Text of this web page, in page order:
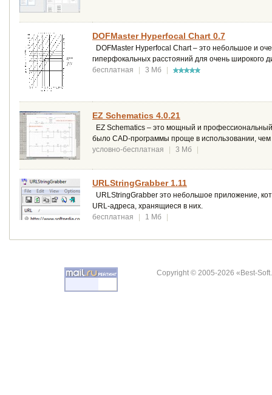
DOFMaster Hyperfocal Chart 0.7
DOFMaster Hyperfocal Chart – это небольшое и
гиперфокальных расстояний для очень широкого
бесплатная
| 3 Мб |
EZ Schematics 4.0.21
EZ Schematics – это мощный и
было CAD-программы проще в использовании, чем
условно-бесплатная
| 3 Мб |
URLStringGrabber 1.11
URLStringGrabber это небольшое приложение,
URL-адреса, хранящиеся в них.
бесплатная
| 1 Мб |
Copyright © 2005-2026 «Best-